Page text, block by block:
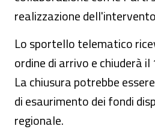
realizzazione
Lo sportello telematico
ordine di arrivo e chiuderà
La chiusura potrebbe
di esaurimento dei fondi
regionale.